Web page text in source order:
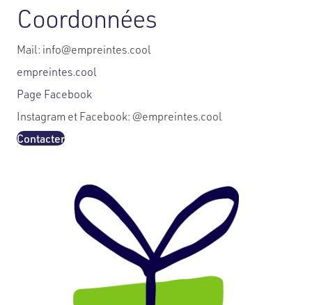
Coordonnées
Mail: info@empreintes.cool
empreintes.cool
Page Facebook
Instagram et Facebook: @empreintes.cool
Contacter